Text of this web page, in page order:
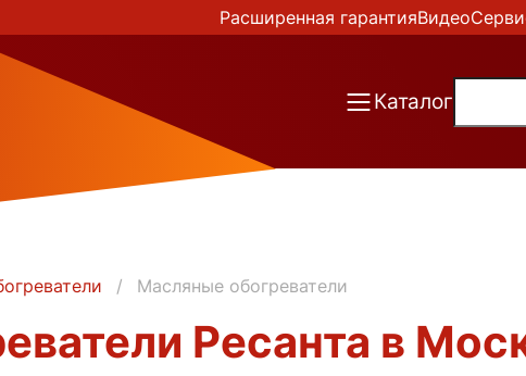
Расширенная гарантияВидео
Каталог
Масляные обогреватели
Ресанта в